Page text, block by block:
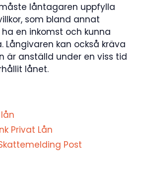
låntagaren uppfylla
som bland annat
en inkomst och kunna
Långivaren kan också kräva
är anställd under en viss tid
lånet.
lån
Privat Lån
Post